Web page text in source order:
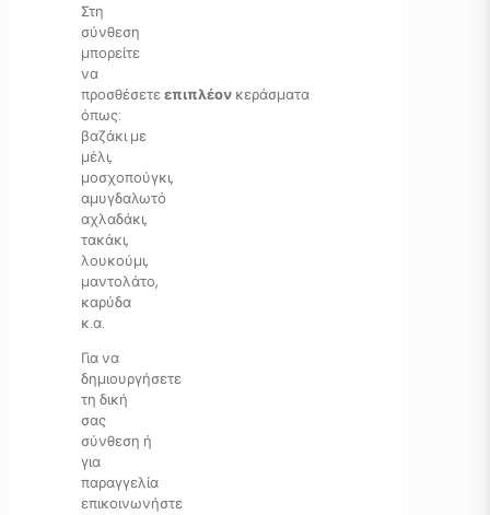
Στη
σύνθεση
μπορείτε
να
προσθέσετεεπιπλέον κεράσματα
όπως:
βαζάκι με
μέλι,
μοσχοπούγκι,
αμυγδαλωτό
αχλαδάκι,
τακάκι,
λουκούμι,
μαντολάτο,
καρύδα
κ.α.
Για να
δημιουργήσετε
τη δική
σας
σύνθεση ή
για
παραγγελία
επικοινωνήστε